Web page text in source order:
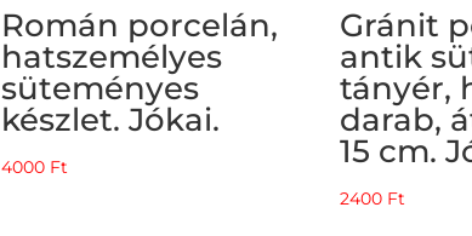
Román porcelán,
hatszemélyes
süteményes
készlet. Jókai.
4000 Ft
Gránit
antik
tányér,
darab,
15 cm.
2400 Ft